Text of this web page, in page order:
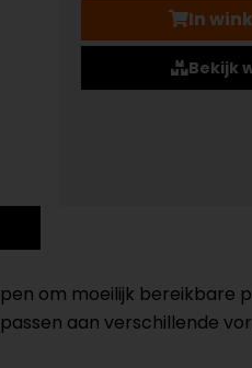
In
Bekijk
om moeilijk bereikbare
aan verschillende